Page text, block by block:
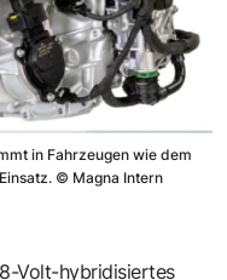
in Fahrzeugen wie dem
© Magna Intern
Volt-hybridisiertes